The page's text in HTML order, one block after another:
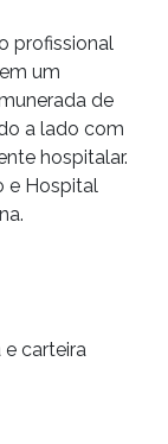
profissional
um
de
a lado com
hospitalar.
e Hospital
carteira